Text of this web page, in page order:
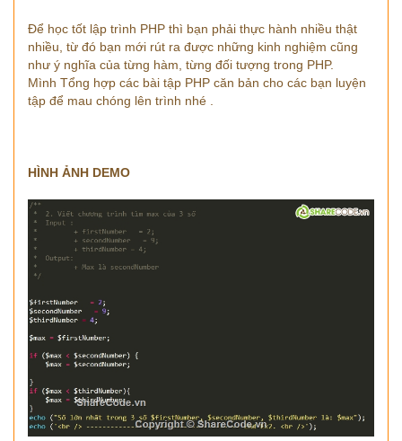
Để học tốt lập trình PHP thì bạn phải thực hành nhiều thật
nhiều, từ đó bạn mới rút ra được những kinh nghiệm cũng
như ý nghĩa của từng hàm, từng đối tượng trong PHP.
Mình Tổng hợp các bài tập PHP căn bản cho các bạn luyện
tập để mau chóng lên trình nhé .
HÌNH ẢNH DEMO